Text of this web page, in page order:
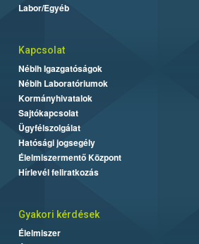
Labor/Egyéb
Kapcsolat
Nébih Igazgatóságok
Nébih Laboratóriumok
Kormányhivatalok
Sajtókapcsolat
Ügyfélszolgálat
Hatósági jogsegély
Élelmiszermentő Központ
Hírlevél feliratkozás
Gyakori kérdések
Élelmiszer